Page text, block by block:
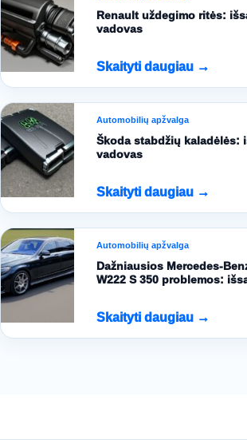
Renault uždegimo ritės:
vadovas
Skaityti daugiau →
Automobilių apžvalga
Škoda stabdžių kaladėlės:
vadovas
Skaityti daugiau →
Automobilių apžvalga
Dažniausios Mercedes-
W222 S 350 problemos:
Skaityti daugiau →